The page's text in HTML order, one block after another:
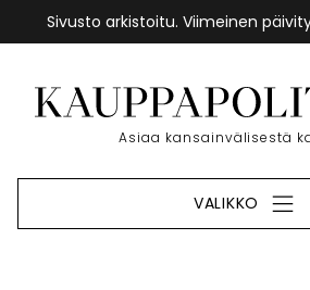
Sivusto arkistoitu. Viimeinen
sisältöön
Etusivu
Asiaa kansainvälisestä
VALIKKO